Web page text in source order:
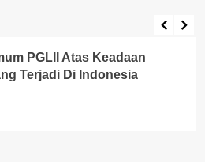
PGLII Atas Keadaan
Terjadi Di Indonesia